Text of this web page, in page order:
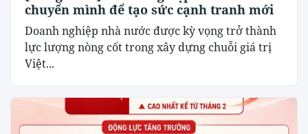
chuyển mình để tạo sức cạnh tranh mới
Doanh nghiệp nhà nước được kỳ vọng trở thành
lực lượng nòng cốt trong xây dựng chuỗi giá trị
Việt...